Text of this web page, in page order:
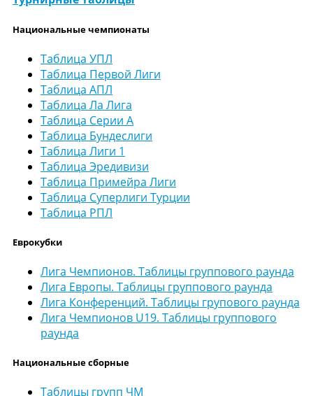
Национальные чемпионаты
Таблица УПЛ
Таблица Первой Лиги
Таблица АПЛ
Таблица Ла Лига
Таблица Серии А
Таблица Бундеслиги
Таблица Лиги 1
Таблица Эредивизи
Таблица Примейра Лиги
Таблица Суперлиги Турции
Таблица РПЛ
Еврокубки
Лига Чемпионов. Таблицы группового раунда
Лига Европы. Таблицы группового раунда
Лига Конференций. Таблицы групового раунда
Лига Чемпионов U19. Таблицы группового
раунда
Национальные сборные
Таблицы групп ЧМ